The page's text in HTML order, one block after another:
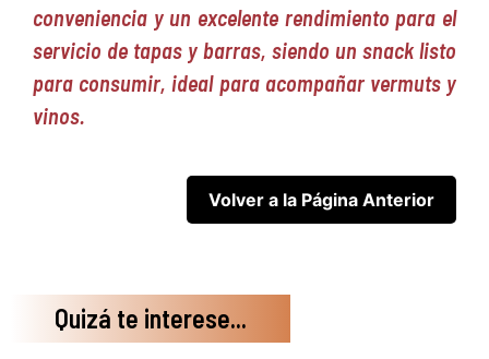
conveniencia y un excelente rendimiento para el
servicio de tapas y barras, siendo un snack listo
para consumir, ideal para acompañar vermuts y
vinos.
Quizá te interese...